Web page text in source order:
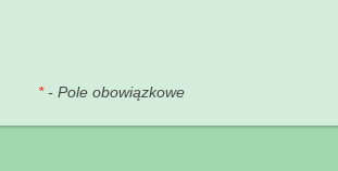
*- Pole obowiązkowe